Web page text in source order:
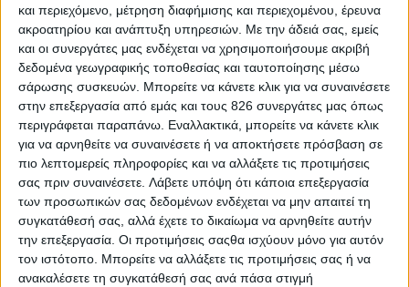
και περιεχόμενο, μέτρηση διαφήμισης και περιεχομένου, έρευνα
ακροατηρίου και ανάπτυξη υπηρεσιών. Με την άδειά σας, εμείς
και οι συνεργάτες μας ενδέχεται να χρησιμοποιήσουμε ακριβή
δεδομένα γεωγραφικής τοποθεσίας και ταυτοποίησης μέσω
σάρωσης συσκευών. Μπορείτε να κάνετε κλικ για να συναινέσετε
στην επεξεργασία από εμάς και τους 826 συνεργάτες μας όπως
περιγράφεται παραπάνω. Εναλλακτικά, μπορείτε να κάνετε κλικ
για να αρνηθείτε να συναινέσετε ή να αποκτήσετε πρόσβαση σε
πιο λεπτομερείς πληροφορίες και να αλλάξετε τις προτιμήσεις
σας πριν συναινέσετε. Λάβετε υπόψη ότι κάποια επεξεργασία
των προσωπικών σας δεδομένων ενδέχεται να μην απαιτεί τη
συγκατάθεσή σας, αλλά έχετε το δικαίωμα να αρνηθείτε αυτήν
την επεξεργασία. Οι προτιμήσεις σαςθα ισχύουν μόνο για αυτόν
τον ιστότοπο. Μπορείτε να αλλάξετε τις προτιμήσεις σας ή να
ανακαλέσετε τη συγκατάθεσή σας ανά πάσα στιγμή
τους άμεσους φόρους για το σύνολο της κοινωνίας,
αφαιρούμε βάρη από όλους τους πολίτες»